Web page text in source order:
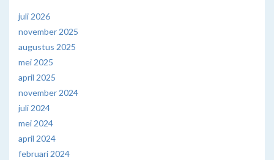
juli 2026
november 2025
augustus 2025
mei 2025
april 2025
november 2024
juli 2024
mei 2024
april 2024
februari 2024